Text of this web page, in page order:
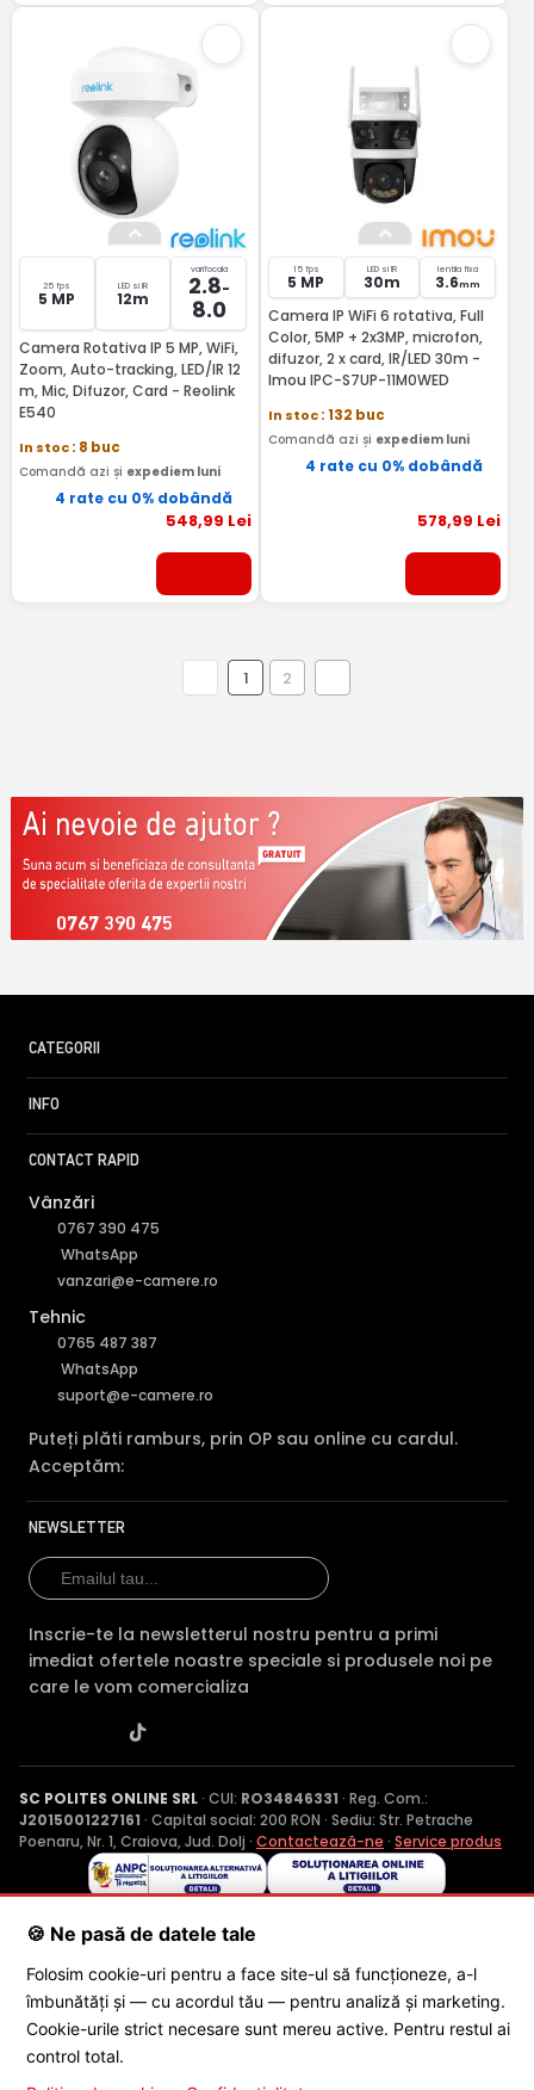
25 fps
5 MP
LED si IR
12m
varifocala
2.8-
8.0
Camera Rotativa IP 5 MP, WiFi,
Zoom, Auto-tracking, LED/IR 12
m, Mic, Difuzor, Card - Reolink
E540
In stoc: 8 buc
Comandă azi și expediem luni
4 rate cu 0% dobândă
548,99 Lei
15 fps
5 MP
LED si IR
30m
lentila fixa
3.6mm
Camera IP WiFi 6 rotativa, Full
Color, 5MP + 2x3MP, microfon,
difuzor, 2 x card, IR/LED 30m -
Imou IPC-S7UP-11M0WED
In stoc: 132 buc
Comandă azi și expediem luni
4 rate cu 0% dobândă
578,99 Lei
1 2
0767 390 475
CATEGORII
INFO
CONTACT RAPID
Vânzări
0767 390 475
WhatsApp
vanzari@e-camere.ro
Tehnic
0765 487 387
WhatsApp
suport@e-camere.ro
Puteți plăti ramburs, prin OP sau online cu cardul.
Acceptăm:
NEWSLETTER
Inscrie-te la newsletterul nostru pentru a primi
imediat ofertele noastre speciale si produsele noi pe
care le vom comercializa
SC POLITES ONLINE SRL· CUI: RO34846331 · Reg. Com.:
J2015001227161 · Capital social: 200 RON · Sediu: Str. Petrache
Poenaru, Nr. 1, Craiova, Jud. Dolj · Contactează-ne · Service produs
© 2026 SC POLITES ONLINE SRL
🍪 Ne pasă de datele tale
Folosim cookie-uri pentru a face site-ul să funcționeze, a-l
îmbunătăți și — cu acordul tău — pentru analiză și marketing.
Cookie-urile strict necesare sunt mereu active. Pentru restul ai
control total.